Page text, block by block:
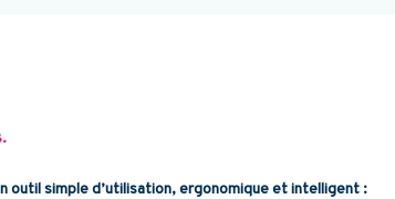
outil simple d’utilisation, ergonomique et intelligent :